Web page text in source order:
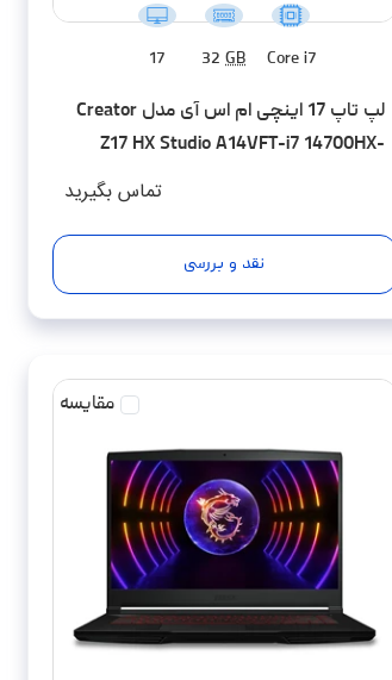
Core i7
32GB
17
لپ تاپ 17 اینچی ام اس آی مدل Creator
Z17 HX Studio A14VFT-i7 14700HX-
32GB DDR5-2TB SSD-RTX4060-Touch
تماس بگیرید
نقد و بررسی
مقایسه